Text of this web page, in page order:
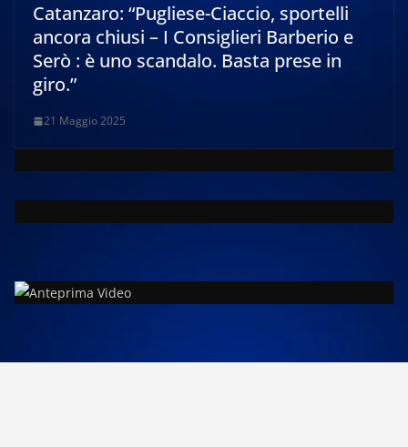
Catanzaro: “Pugliese-Ciaccio, sportelli
ancora chiusi – I Consiglieri Barberio e
Serò : è uno scandalo. Basta prese in
giro.”
21 Maggio 2025